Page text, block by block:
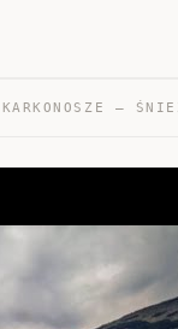
KARKONOSZE –